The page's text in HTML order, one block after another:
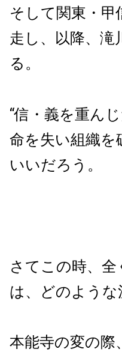
そして関東・
走し、以降、
る。
“信・義を重ん
命を失い組織
いいだろう。
さてこの時、
は、どのよう
本能寺の変の際